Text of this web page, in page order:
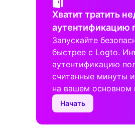
Хватит тратить
аутентификацию
Запускайте
быстрее с Logto.
аутентификацию
считанные минуты
на вашем основном
Начать